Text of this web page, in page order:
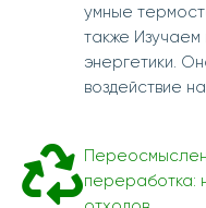
умные
также Изучаем
энергетики.
воздействие
переработка: